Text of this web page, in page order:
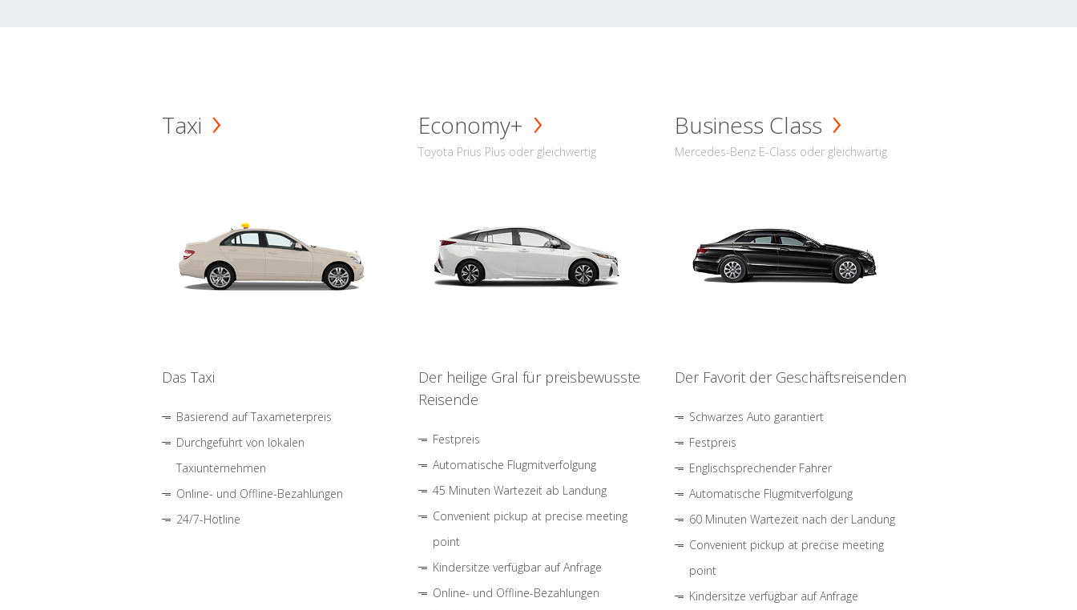
Taxi
Das Taxi
Basierend auf Taxameterpreis
Durchgeführt von lokalen
Taxiunternehmen
Online- und Offline-Bezahlungen
24/7-Hotline
Economy+
Toyota Prius Plus oder gleichwertig
Der heilige Gral für preisbewusste
Reisende
Festpreis
Automatische Flugmitverfolgung
45 Minuten Wartezeit ab Landung
Convenient pickup at precise meeting
point
Kindersitze verfügbar auf Anfrage
Online- und Offline-Bezahlungen
Business Class
Mercedes-Benz E-Class oder gleichwärtig
Der Favorit der Geschäftsreisenden
Schwarzes Auto garantiert
Festpreis
Englischsprechender Fahrer
Automatische Flugmitverfolgung
60 Minuten Wartezeit nach der Landung
Convenient pickup at precise meeting
point
Kindersitze verfügbar auf Anfrage